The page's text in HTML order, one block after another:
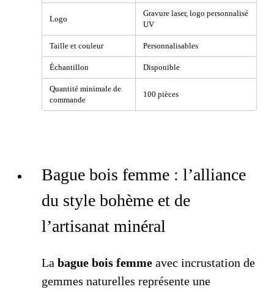
Logo
Gravure laser, logo personnalisé
UV
Taille et couleur Personnalisables
Échantillon Disponible
Quantité minimale de
commande
100 pièces
Bague bois femme : l’alliance
du style bohème et de
l’artisanat minéral
La bague bois femme avec incrustation de
gemmes naturelles représente une